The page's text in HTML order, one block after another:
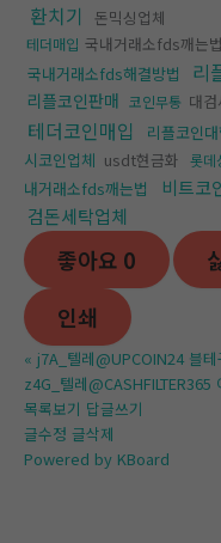
환치기 돈믹싱업체
테더매입 국내거래소fds깨는법
국내거래소fds해결방법
리
리플코인판매 코인무통 대
테더코인매입 리플코인
시코인업체 usdt현금화 롯데
내거래소fds깨는법
비트코
검돈세탁업체
좋아요 0
인쇄
« j7A_텔레@UPCOIN24 블
z4G_텔레
목록보기 답글쓰기
글수정 글삭제
Powered by KBoard